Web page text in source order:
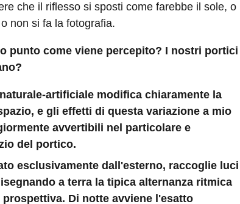
che il riflesso si sposti come farebbe il sole, o
non si fa la fotografia.
punto come viene percepito? I nostri portici
artificiale modifica chiaramente la
e gli effetti di questa variazione a mio
avvertibili nel particolare e
del portico.
esclusivamente dall'esterno, raccoglie luci
a terra la tipica alternanza ritmica
Di notte avviene l'esatto